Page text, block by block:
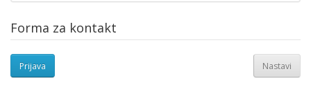
Forma za kontakt
Prijava Nastavi